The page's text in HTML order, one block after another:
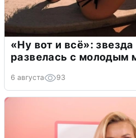
«Ну вот и всё»:
развелась с молодым
6 августа 93